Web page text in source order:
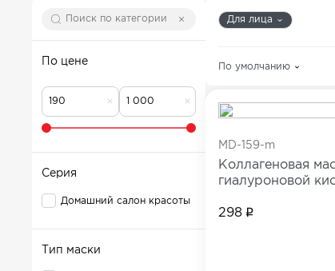
Для сердца и сосудов
Для коррекции веса
Детокс и лимфодренаж
Для работы мозга и памяти
Активное долголетие
Для женского здоровья
Мужчинам
Все
По цене
Серия
Домашний салон красоты
Тип маски
Для лица
По умолчанию
MD-159-m
Коллагеновая
гиалуроновой
298